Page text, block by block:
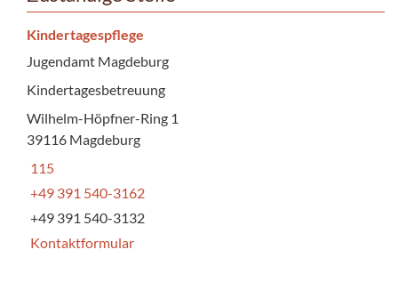
Kindertagespflege
Jugendamt Magdeburg
Kindertagesbetreuung
Wilhelm-Höpfner-Ring 1
39116 Magdeburg
115
+49 391 540-3162
+49 391 540-3132
Kontaktformular